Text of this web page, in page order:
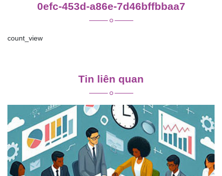
0efc-453d-a86e-7d46bffbbaa7
count_view
viết
Tin liên quan